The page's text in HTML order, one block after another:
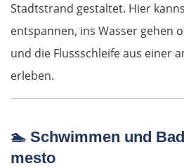
Stadtstrand gestaltet. Hier
entspannen, ins Wasser gehen
und die Flussschleife aus einer
erleben.
🏊 Schwimmen und
mesto
Litauen
Panevėžys
Ukmergė
Vilnius